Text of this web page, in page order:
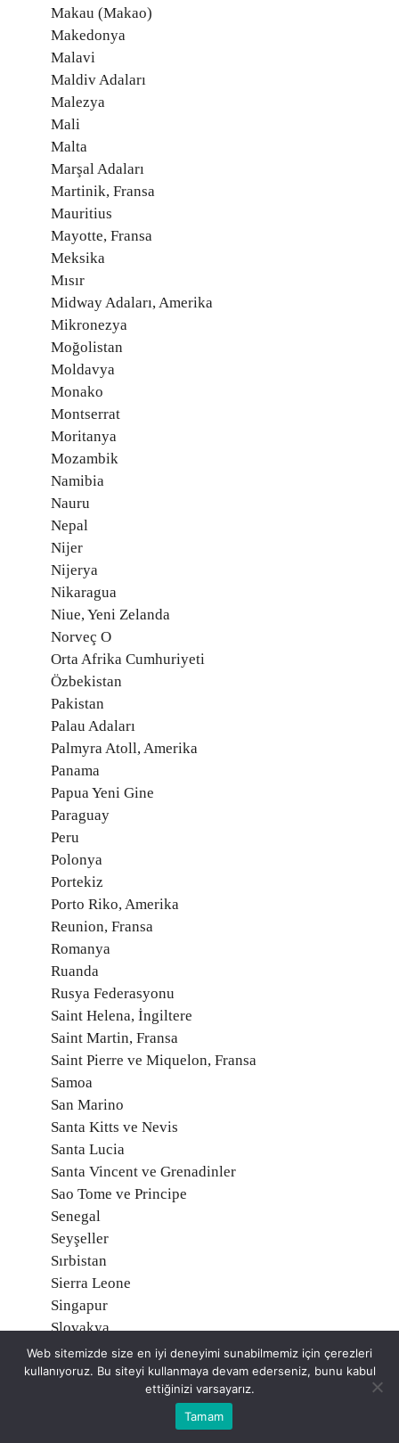
Makau (Makao)
Makedonya
Malavi
Maldiv Adaları
Malezya
Mali
Malta
Marşal Adaları
Martinik, Fransa
Mauritius
Mayotte, Fransa
Meksika
Mısır
Midway Adaları, Amerika
Mikronezya
Moğolistan
Moldavya
Monako
Montserrat
Moritanya
Mozambik
Namibia
Nauru
Nepal
Nijer
Nijerya
Nikaragua
Niue, Yeni Zelanda
Norveç O
Orta Afrika Cumhuriyeti
Özbekistan
Pakistan
Palau Adaları
Palmyra Atoll, Amerika
Panama
Papua Yeni Gine
Paraguay
Peru
Polonya
Portekiz
Porto Riko, Amerika
Reunion, Fransa
Romanya
Ruanda
Rusya Federasyonu
Saint Helena, İngiltere
Saint Martin, Fransa
Saint Pierre ve Miquelon, Fransa
Samoa
San Marino
Santa Kitts ve Nevis
Santa Lucia
Santa Vincent ve Grenadinler
Sao Tome ve Principe
Senegal
Seyşeller
Sırbistan
Sierra Leone
Singapur
Slovakya
Slovenya
Solomon Adaları
Web sitemizde size en iyi deneyimi sunabilmemiz için çerezleri
kullanıyoruz. Bu siteyi kullanmaya devam ederseniz, bunu kabul
ettiğinizi varsayarız.
Tamam